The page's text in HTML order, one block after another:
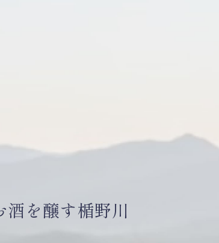
を醸す楯野川